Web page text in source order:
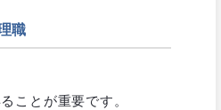
職
ことが重要です。